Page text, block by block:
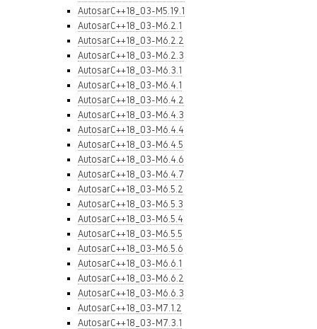
AutosarC++18_03-M5.19.1
AutosarC++18_03-M6.2.1
AutosarC++18_03-M6.2.2
AutosarC++18_03-M6.2.3
AutosarC++18_03-M6.3.1
AutosarC++18_03-M6.4.1
AutosarC++18_03-M6.4.2
AutosarC++18_03-M6.4.3
AutosarC++18_03-M6.4.4
AutosarC++18_03-M6.4.5
AutosarC++18_03-M6.4.6
AutosarC++18_03-M6.4.7
AutosarC++18_03-M6.5.2
AutosarC++18_03-M6.5.3
AutosarC++18_03-M6.5.4
AutosarC++18_03-M6.5.5
AutosarC++18_03-M6.5.6
AutosarC++18_03-M6.6.1
AutosarC++18_03-M6.6.2
AutosarC++18_03-M6.6.3
AutosarC++18_03-M7.1.2
AutosarC++18_03-M7.3.1